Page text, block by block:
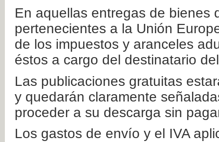
En aquellas entregas de bienes
pertenecientes a la Unión
de los impuestos y aranceles
éstos a cargo del destinatario
Las publicaciones gratuitas
y quedarán claramente
proceder a su descarga sin
Los gastos de envío y el IVA